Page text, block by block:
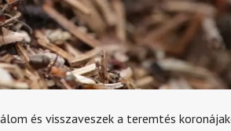
és visszaveszek a teremtés